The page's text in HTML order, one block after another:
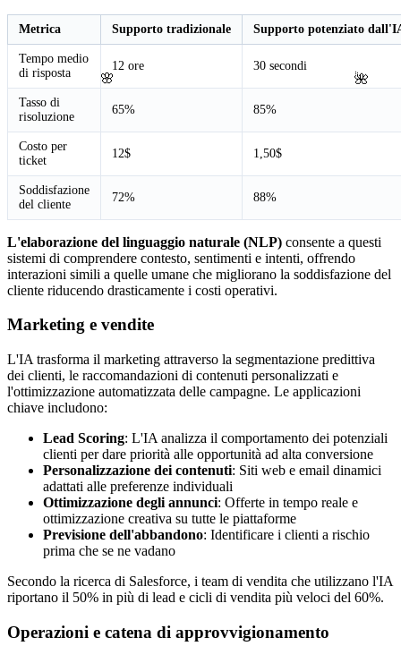
🌸 🌺
Metrica Supporto tradizionale Supporto potenziato
Tempo medio
di risposta
12 ore 30 secondi
Tasso di
risoluzione
65% 85%
Costo per
ticket
12$ 1,50$
Soddisfazione
del cliente
72% 88%
L'elaborazione del linguaggio naturale (NLP) consente a questi
sistemi di comprendere contesto, sentimenti e intenti, offrendo
interazioni simili a quelle umane che migliorano la soddisfazione del
cliente riducendo drasticamente i costi operativi.
Marketing e vendite
L'IA trasforma il marketing attraverso la segmentazione predittiva
dei clienti, le raccomandazioni di contenuti personalizzati e
l'ottimizzazione automatizzata delle campagne. Le applicazioni
chiave includono:
Lead Scoring: L'IA analizza il comportamento dei potenziali
clienti per dare priorità alle opportunità ad alta conversione
Personalizzazione dei contenuti: Siti web e email dinamici
adattati alle preferenze individuali
Ottimizzazione degli annunci: Offerte in tempo reale e
ottimizzazione creativa su tutte le piattaforme
Previsione dell'abbandono: Identificare i clienti a rischio
prima che se ne vadano
Secondo la ricerca di Salesforce, i team di vendita che utilizzano l'IA
riportano il 50% in più di lead e cicli di vendita più veloci del 60%.
Operazioni e catena di approvvigionamento